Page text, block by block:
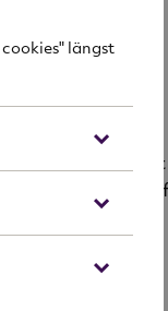
längst
och
att mailet inte